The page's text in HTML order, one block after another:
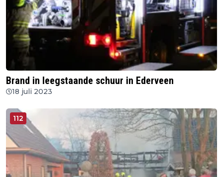
Brand in leegstaande schuur in Ederveen
18 juli 2023
112